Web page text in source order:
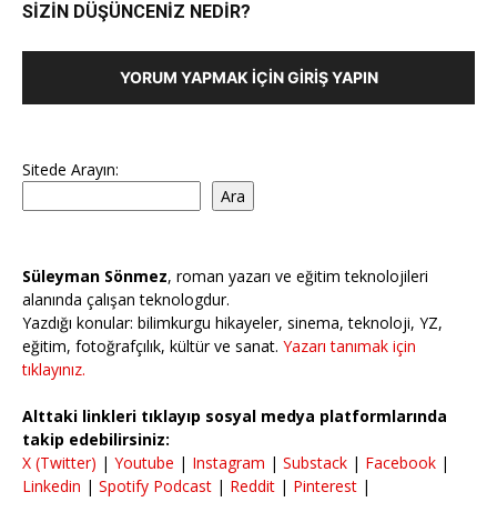
SİZİN DÜŞÜNCENİZ NEDİR?
YORUM YAPMAK İÇIN GIRIŞ YAPIN
Sitede Arayın:
Ara
Süleyman Sönmez, roman yazarı ve eğitim teknolojileri
alanında çalışan teknologdur.
Yazdığı konular: bilimkurgu hikayeler, sinema, teknoloji, YZ,
eğitim, fotoğrafçılık, kültür ve sanat. Yazarı tanımak için
tıklayınız.
Alttaki linkleri tıklayıp sosyal medya platformlarında
takip edebilirsiniz:
X (Twitter) | Youtube | Instagram | Substack | Facebook |
Linkedin | Spotify Podcast | Reddit | Pinterest |